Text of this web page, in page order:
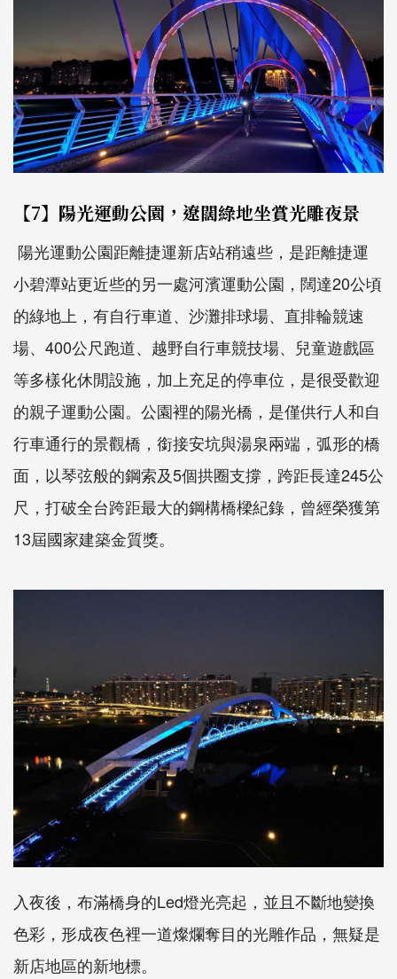
【7】陽光運動公園，遼闊綠地坐賞光雕夜景
陽光運動公園距離捷運新店站稍遠些，是距離捷運
小碧潭站更近些的另一處河濱運動公園，闊達20公頃
的綠地上，有自行車道、沙灘排球場、直排輪競速
場、400公尺跑道、越野自行車競技場、兒童遊戲區
等多樣化休閒設施，加上充足的停車位，是很受歡迎
的親子運動公園。公園裡的陽光橋，是僅供行人和自
行車通行的景觀橋，銜接安坑與湯泉兩端，弧形的橋
面，以琴弦般的鋼索及5個拱圈支撐，跨距長達245公
尺，打破全台跨距最大的鋼構橋樑紀錄，曾經榮獲第
13屆國家建築金質獎。
入夜後，布滿橋身的Led燈光亮起，並且不斷地變換
色彩，形成夜色裡一道燦爛奪目的光雕作品，無疑是
新店地區的新地標。